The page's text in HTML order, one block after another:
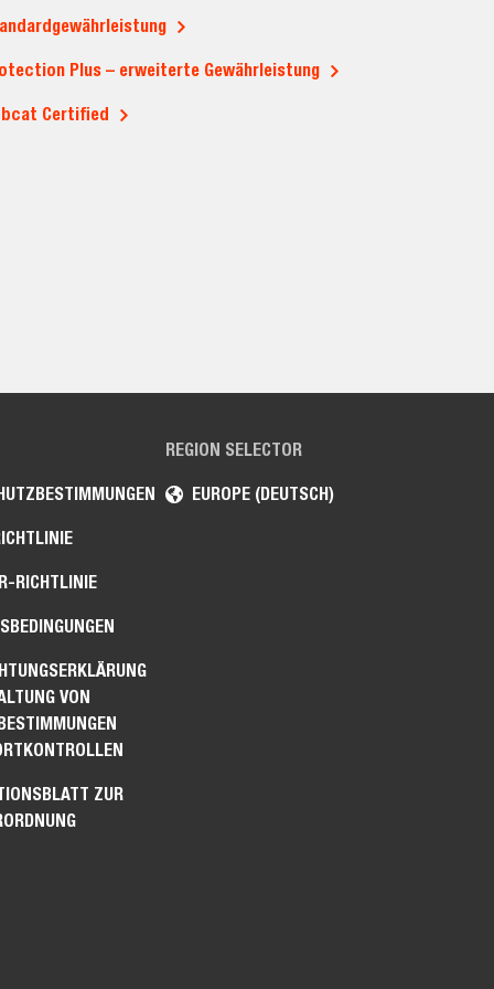
Plus – erweiterte Gewährleistung
Certified
REGION SELECTOR
EUROPE (DEUTSCH)
RICHTLINIE
VON
ZUR